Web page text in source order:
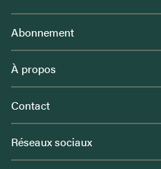
Abonnement
À propos
Contact
Réseaux sociaux